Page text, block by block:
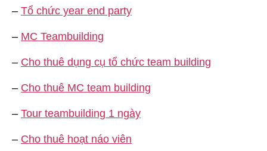
– Tổ chức year end party
– MC Teambuilding
– Cho thuê dụng cụ tổ chức team building
– Cho thuê MC team building
– Tour teambuilding 1 ngày
– Cho thuê hoạt náo viên